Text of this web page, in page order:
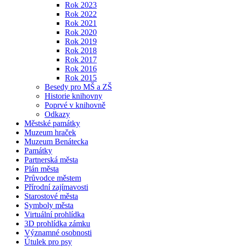
Rok 2023
Rok 2022
Rok 2021
Rok 2020
Rok 2019
Rok 2018
Rok 2017
Rok 2016
Rok 2015
Besedy pro MŠ a ZŠ
Historie knihovny
Poprvé v knihovně
Odkazy
Městské památky
Muzeum hraček
Muzeum Benátecka
Památky
Partnerská města
Plán města
Průvodce městem
Přírodní zajímavosti
Starostové města
Symboly města
Virtuální prohlídka
3D prohlídka zámku
Významné osobnosti
Útulek pro psy